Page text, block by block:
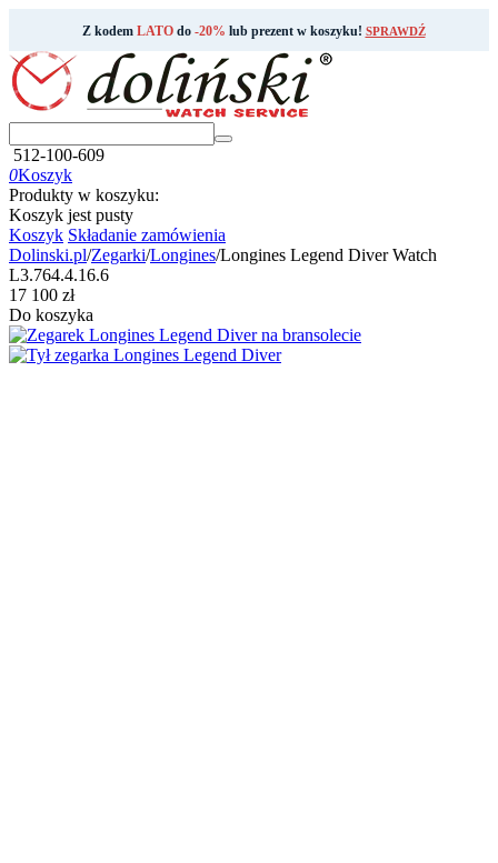
Z kodem LATOdo -20% lub prezent w koszyku! SPRAWDŹ
512-100-609
0Koszyk
Produkty w koszyku:
Koszyk jest pusty
Koszyk Składanie zamówienia
Dolinski.pl/Zegarki/Longines/Longines Legend Diver Watch
L3.764.4.16.6
‍17 100‍ zł
Do koszyka